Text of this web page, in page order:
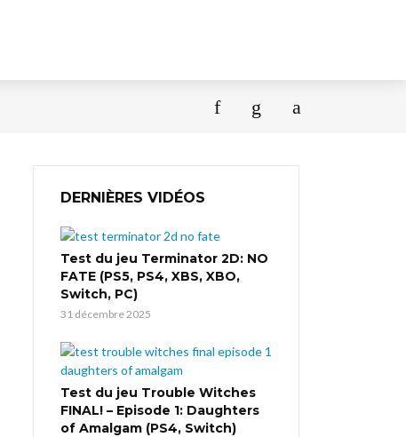
DERNIÈRES VIDÉOS
Test du jeu Terminator 2D: NO
FATE (PS5, PS4, XBS, XBO,
Switch, PC)
31 décembre 2025
Test du jeu Trouble Witches
FINAL! – Episode 1: Daughters
of Amalgam (PS4, Switch)